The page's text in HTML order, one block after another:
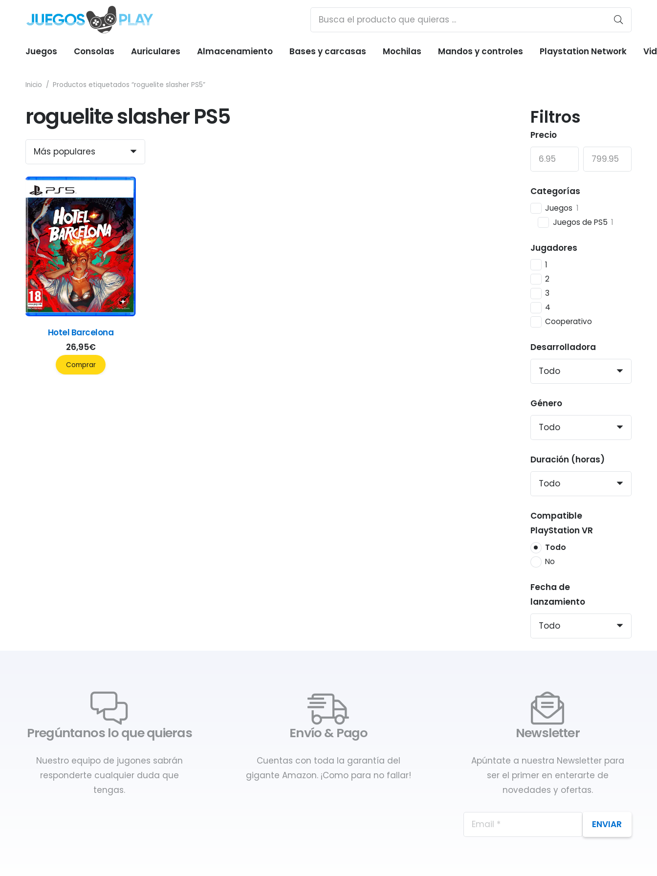
Juegos Consolas Auriculares Almacenamiento Bases y carcasas Mochilas Mandos y controles Playstation Network
Inicio / Productos etiquetados “roguelite slasher PS5”
roguelite slasher PS5
Hotel Barcelona
26,95€
Comprar
Filtros
Precio
Categorías
Juegos 1
Juegos de PS5 1
Jugadores
1
2
3
4
Cooperativo
Desarrolladora
Género
Duración (horas)
Compatible
PlayStation VR
Todo
No
Fecha de
lanzamiento
Pregúntanos lo que quieras
Nuestro equipo de jugones sabrán
responderte cualquier duda que
tengas.
Envío & Pago
Cuentas con toda la garantía del
gigante Amazon. ¡Como para no fallar!
Newsletter
Apúntate a nuestra Newsletter para
ser el primer en enterarte de
novedades y ofertas.
ENVIAR